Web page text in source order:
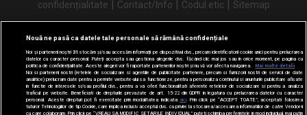
confidențialitate | Contact/Info | Codul etic | Sitemap
Urmărește-ne și pe
Nouă ne pasă ca datele tale personale să rămână confidențiale
Noi și partenerii noștri31 stocăm și/sau accesăm informații pe dispozitivul dvs., precum identificatorii cookie unici pentru prelucrarea
datelor cu caracter personal. Puteți accepta sau gestiona alegerile dvs. făcând clic mai jos sau în orice moment, pe pagina cu
politica de confidențialitate. Aceste alegeri vor fi raportate partenerilor noștri și nu vă vor afecta navigarea.
Mai multe detalii
Noi si partenerii nostri (retelele de socializare si agentiile de publicitate partenere, precum si furnizorii nostri de servicii de date
analitice) prelucram date pentru a permite website-ului sa functioneze, pentru a personaliza continutul si anunturile publicitare afisate
in functie de interesele si/sau profilul dvs., pentru a va oferi functionalitati aferente retelelor de socializare si pentru a analiza
traficul pe website. Beneficiati de drepturile prevazute de art. 15-22 din GDPR in legatura cu prelucrarea datelor cu caracter
personal. Aceste drepturi pot fi exercitate prin modalitatea indicata aici. Prin click pe “ACCEPT TOATE”, acceptati folosirea
tuturor Tehnologiilor de tip Cookie, care implica inclusiv acceptul dvs. cu privire la stocarea/accesarea informatiilor de catre Vendor-ii
cu care colaboram. Prin click pe “VREAU SA MODIFIC SETARILE INDIVIDUAL” puteti schimba preferintele in mod individual, mai putin